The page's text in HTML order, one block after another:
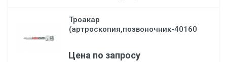
Троакар
(артроскопия,позвоночник-40160
Цена по запросу